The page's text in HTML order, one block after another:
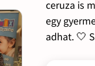
ceruza is
egy
adhat. 🤍